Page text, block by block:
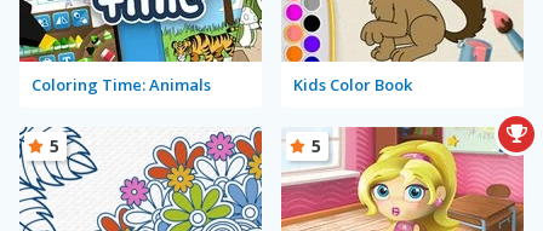
Coloring Time: Animals Kids Color Book
5 5